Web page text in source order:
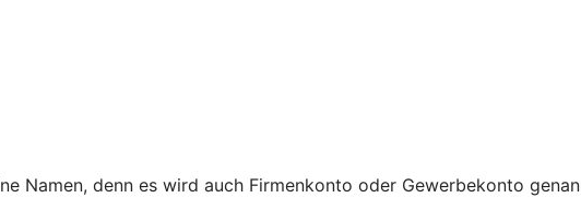
Namen, denn es wird auch Firmenkonto oder Gewerbekonto